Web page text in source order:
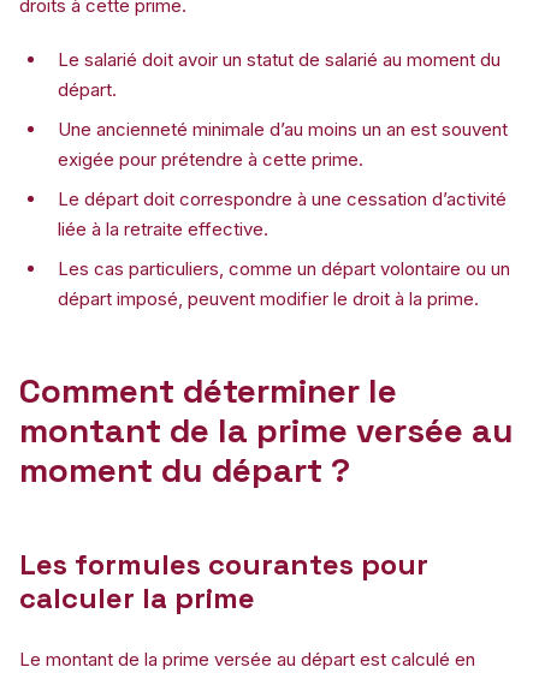
droits à cette prime.
Le salarié doit avoir un statut de salarié au moment du
départ.
Une ancienneté minimale d’au moins un an est souvent
exigée pour prétendre à cette prime.
Le départ doit correspondre à une cessation d’activité
liée à la retraite effective.
Les cas particuliers, comme un départ volontaire ou un
départ imposé, peuvent modifier le droit à la prime.
Comment déterminer le
montant de la prime versée au
moment du départ ?
Les formules courantes pour
calculer la prime
Le montant de la prime versée au départ est calculé en